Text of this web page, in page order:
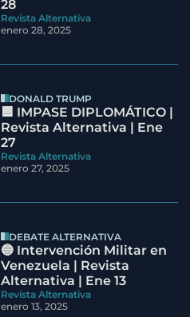
28
Revista Alternativa
enero 28, 2025
DONALD TRUMP
🟦 IMPASE DIPLOMÁTICO |
Revista Alternativa | Ene
27
Revista Alternativa
enero 27, 2025
DEBATE ALTERNATIVA
🔵 Intervención Militar en
Venezuela | Revista
Alternativa | Ene 13
Revista Alternativa
enero 13, 2025